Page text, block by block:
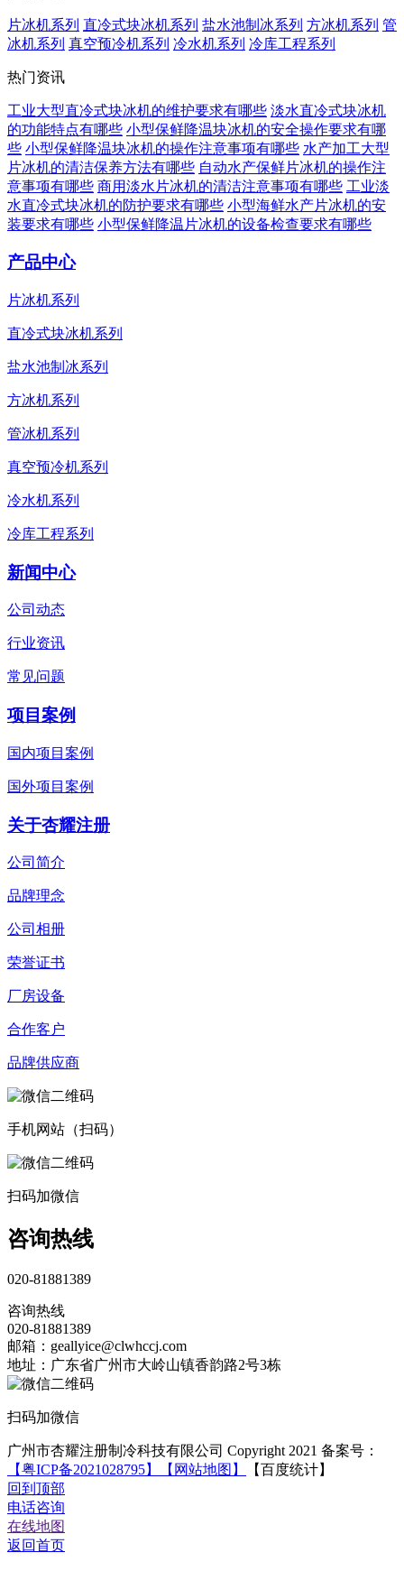
片冰机系列 直冷式块冰机系列 盐水池制冰系列 方冰机系列 管
冰机系列 真空预冷机系列 冷水机系列 冷库工程系列
热门资讯
工业大型直冷式块冰机的维护要求有哪些 淡水直冷式块冰机
的功能特点有哪些 小型保鲜降温块冰机的安全操作要求有哪
些 小型保鲜降温块冰机的操作注意事项有哪些 水产加工大型
片冰机的清洁保养方法有哪些 自动水产保鲜片冰机的操作注
意事项有哪些 商用淡水片冰机的清洁注意事项有哪些 工业淡
水直冷式块冰机的防护要求有哪些 小型海鲜水产片冰机的安
装要求有哪些 小型保鲜降温片冰机的设备检查要求有哪些
产品中心
片冰机系列
直冷式块冰机系列
盐水池制冰系列
方冰机系列
管冰机系列
真空预冷机系列
冷水机系列
冷库工程系列
新闻中心
公司动态
行业资讯
常见问题
项目案例
国内项目案例
国外项目案例
关于杏耀注册
公司简介
品牌理念
公司相册
荣誉证书
厂房设备
合作客户
品牌供应商
手机网站（扫码）
扫码加微信
咨询热线
020-81881389
咨询热线
020-81881389
邮箱：geallyice@clwhccj.com
地址：广东省广州市大岭山镇香韵路2号3栋
扫码加微信
广州市杏耀注册制冷科技有限公司 Copyright 2021 备案号：
【粤ICP备2021028795】
【网站地图】
【百度统计】
回到顶部
电话咨询
在线地图
返回首页